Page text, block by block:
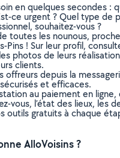
en quelques secondes :
ce urgent ? Quel type de
souhaitez-vous ?
toutes les nounous,
Pins ! Sur leur profil,
photos de leurs
clients.
offreurs depuis la
et efficaces.
au paiement en ligne,
vous, l’état des lieux, les
outils gratuits à chaque
AlloVoisins ?